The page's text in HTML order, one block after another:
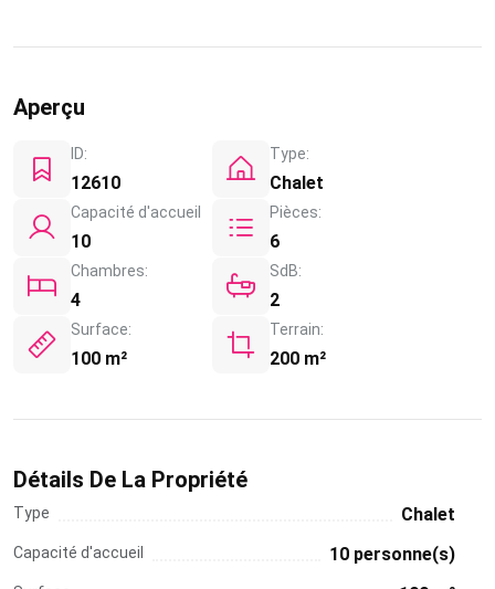
Aperçu
ID:
12610
Type:
Chalet
Capacité d'accueil
10
Pièces:
6
Chambres:
4
SdB:
2
Surface:
100 m²
Terrain:
200 m²
Détails De La Propriété
Type Chalet
Capacité d'accueil 10 personne(s)